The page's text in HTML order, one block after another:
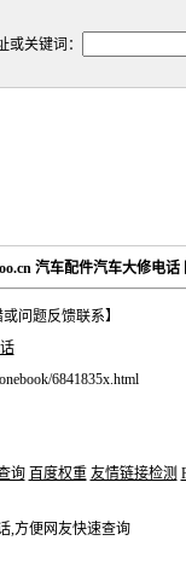
或关键词：
汽车配件汽车大修电
或问题反馈联系】
6841835x.html
询 百度权重 友情链接检测
,方便网友快速查询